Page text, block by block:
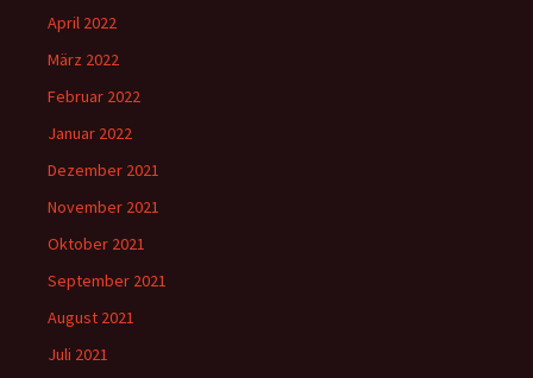
April 2022
März 2022
Februar 2022
Januar 2022
Dezember 2021
November 2021
Oktober 2021
September 2021
August 2021
Juli 2021